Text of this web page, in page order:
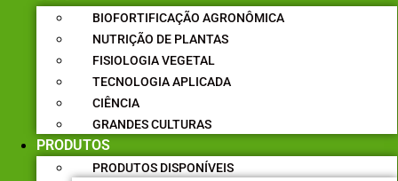
BIOFORTIFICAÇÃO AGRONÔMICA
NUTRIÇÃO DE PLANTAS
FISIOLOGIA VEGETAL
TECNOLOGIA APLICADA
CIÊNCIA
GRANDES CULTURAS
PRODUTOS
PRODUTOS DISPONÍVEIS